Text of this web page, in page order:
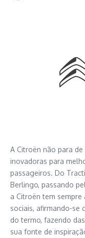
A Citroën não para
inovadoras para
passageiros. Do
Berlingo, passando
a Citroën tem
sociais, afirmando-se
do termo, fazendo
sua fonte de